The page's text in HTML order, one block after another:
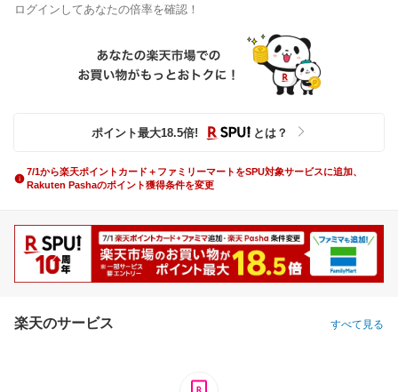
ログインしてあなたの倍率を確認！
ポイント最大18.5倍! とは？
7/1から楽天ポイントカード＋ファミリーマートをSPU対象サービスに追加、
Rakuten Pashaのポイント獲得条件を変更
楽天のサービス すべて見る